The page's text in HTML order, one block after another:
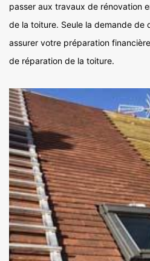
passer aux travaux de rénovation
de la toiture. Seule la demande de
assurer votre préparation
de réparation de la toiture.